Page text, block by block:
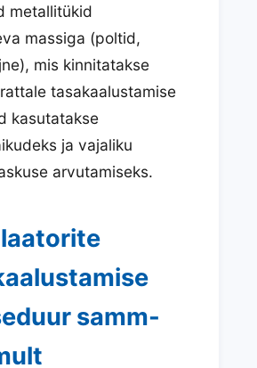
metallitükid
massiga (poltid,
mis kinnitatakse
tasakaalustamise
kasutatakse
ja vajaliku
arvutamiseks.
samm-